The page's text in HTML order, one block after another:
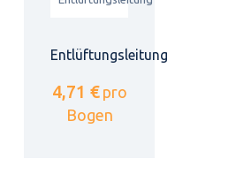
Entlüftungsleitung
4,71 € pro
Bogen